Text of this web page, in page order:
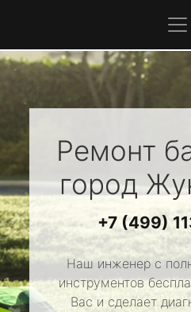
Ремонт
город
+7 (499)
Наш инженер с
инструментов
Вас и сделает